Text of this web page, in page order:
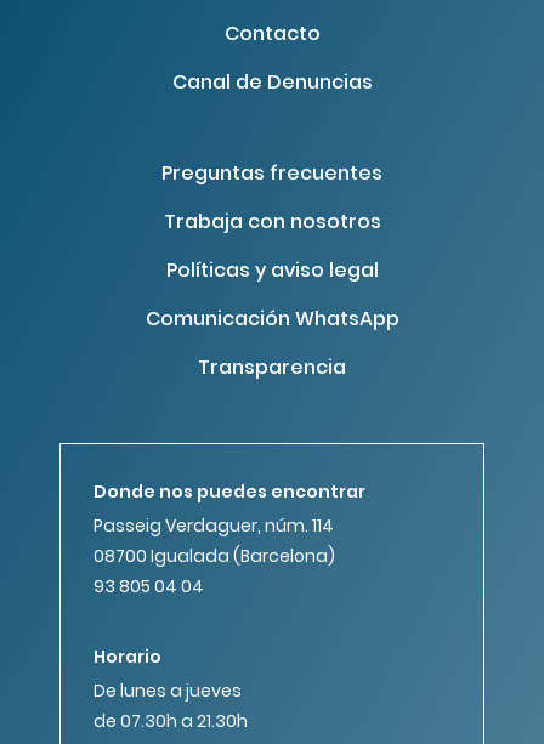
Contacto
Canal de Denuncias
Preguntas frecuentes
Trabaja con nosotros
Políticas y aviso legal
Comunicación WhatsApp
Transparencia
Donde nos puedes encontrar
Passeig Verdaguer, núm. 114
08700 Igualada (Barcelona)
93 805 04 04
Horario
De lunes a jueves
de 07.30h a 21.30h